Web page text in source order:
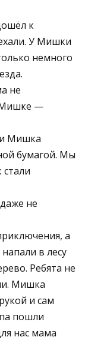
к
У Мишки
немного
не
Мишке —
и Мишка
бумагой. Мы
не
а
в лесу
Ребята не
Мишка
и сам
пошли
нас мама